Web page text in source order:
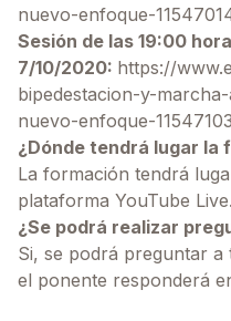
nuevo-enfoque-
Sesión de las 19:00
7/10/2020: https://
bipedestacion-y-
nuevo-enfoque-
¿Dónde tendrá lugar la
La formación tendrá
plataforma YouTube Live.
¿Se podrá realizar
Si, se podrá preguntar
el ponente responderá